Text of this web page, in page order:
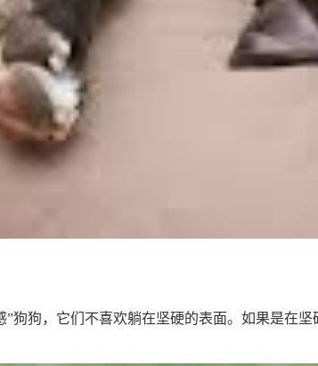
狗狗，它们不喜欢躺在坚硬的表面。如果是在